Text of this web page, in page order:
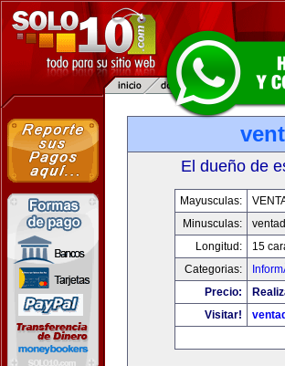
El dueño de
Mayusculas:
Minusculas:
Longitud:
15
Categorias:
Precio:
Visitar!